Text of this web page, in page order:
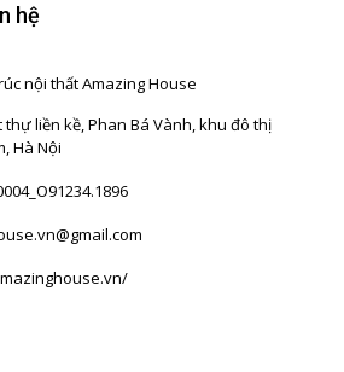
hệ
nội thất Amazing House
thự liền kề, Phan Bá Vành, khu đô thị
Hà Nội